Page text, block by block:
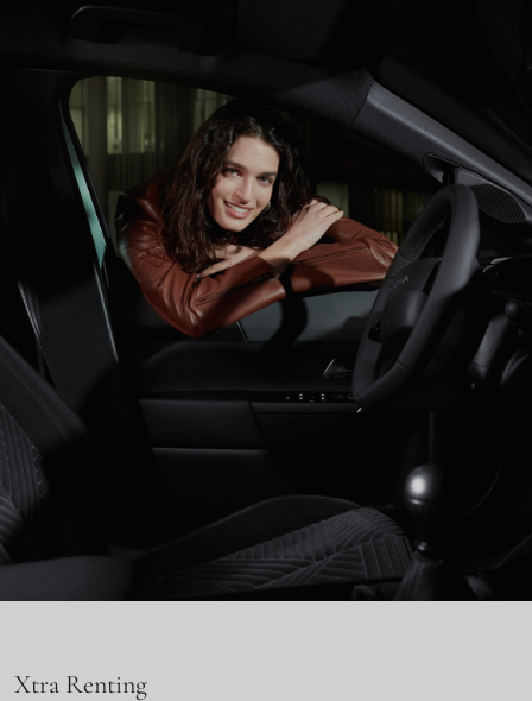
Xtra Renting